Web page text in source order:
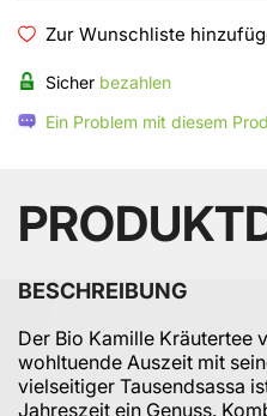
Zur Wunschliste
Sicher bezahlen
Ein Problem mit diesem
BESCHREIBUNG
Der Bio Kamille Kräutertee
wohltuende Auszeit mit
vielseitiger Tausendsassa
Jahreszeit ein Genuss.